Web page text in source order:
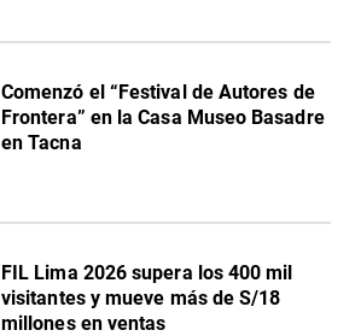
Comenzó el “Festival de Autores de
Frontera” en la Casa Museo Basadre
en Tacna
FIL Lima 2026 supera los 400 mil
visitantes y mueve más de S/18
millones en ventas